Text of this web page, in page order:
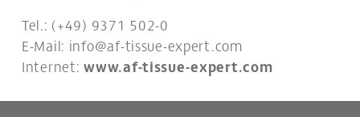
Tel.: (+49) 9371 502-0
E-Mail: info@af-tissue-expert.com
Internet:www.af-tissue-expert.com